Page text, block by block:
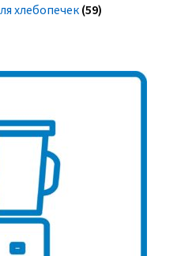
хлебопечек (59)